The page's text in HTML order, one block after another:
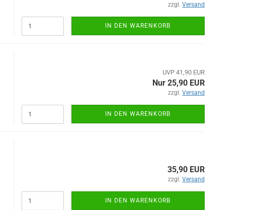
zzgl. Versand
IN DEN WARENKORB
UVP 41,90 EUR
Nur 25,90 EUR
zzgl. Versand
IN DEN WARENKORB
35,90 EUR
zzgl. Versand
IN DEN WARENKORB